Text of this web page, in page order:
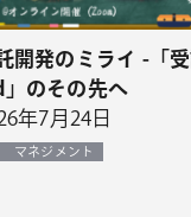
開発のミライ -「
」のその先へ
年7月24日
マネジメント